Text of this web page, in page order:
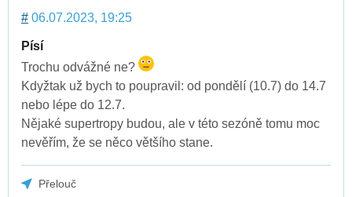
# 06.07.2023, 19:25
Písí
Trochu odvážné ne?
Kdyžtak už bych to poupravil: od pondělí (10.7) do 14.7
nebo lépe do 12.7.
Nějaké supertropy budou, ale v této sezóně tomu moc
nevěřím, že se něco většího stane.
Přelouč